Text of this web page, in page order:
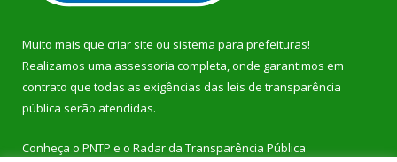
Muito mais que criar site ou sistema para prefeituras!
Realizamos uma assessoria completa, onde garantimos em
contrato que todas as exigências das leis de transparência
pública serão atendidas.
Conheça o PNTP e o Radar da Transparência Pública